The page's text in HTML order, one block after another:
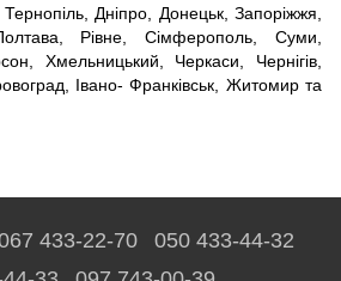
Дніпро, Донецьк, Запоріжжя,
Рівне, Сімферополь, Суми,
Хмельницький, Черкаси, Чернігів,
Івано- Франківськ, Житомир та
433-22-70
050 433-44-32